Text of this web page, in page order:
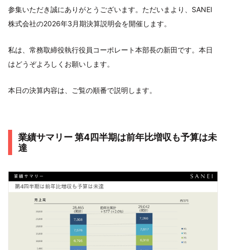
参集いただき誠にありがとうございます。ただいまより、SANEI
株式会社の2026年3月期決算説明会を開催します。
私は、常務取締役執行役員コーポレート本部長の新田です。本日
はどうぞよろしくお願いします。
本日の決算内容は、ご覧の順番で説明します。
業績サマリー 第4四半期は前年比増収も予算は未
達